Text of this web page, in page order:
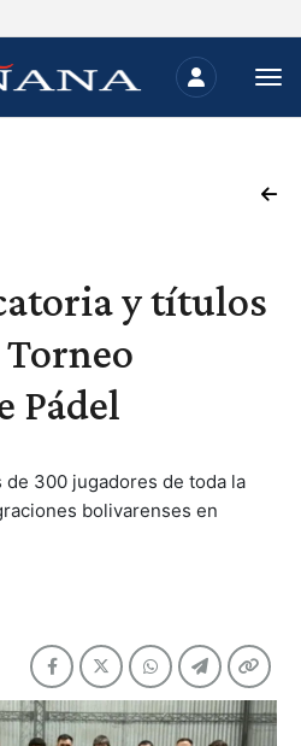
y títulos
Pádel
de 300 jugadores de toda la
bolivarenses en